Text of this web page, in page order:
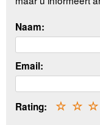
Naam:
Email:
Rating: ☆
☆
☆